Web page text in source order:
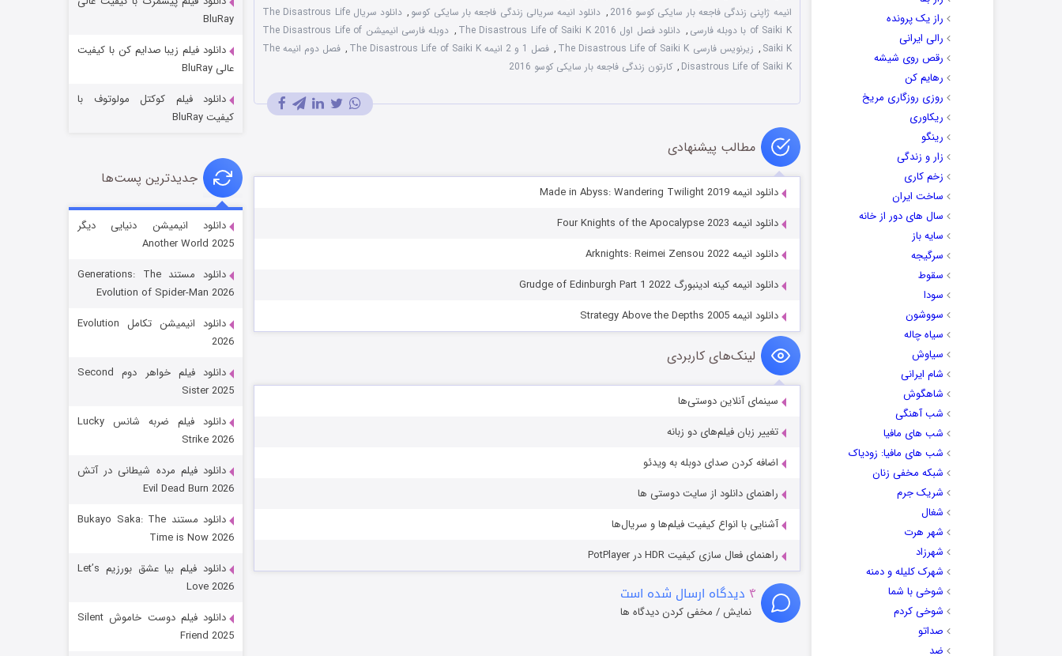
راز یک پرونده
رالی ایرانی
رقص روی شیشه
رهایم کن
روزی روزگاری مریخ
ریکاوری
رینگو
زار و زندگی
زخم کاری
ساخت ایران
سال های دور از خانه
سایه باز
سرگیجه
سقوط
سودا
سووشون
سیاه چاله
سیاوش
شام ایرانی
شاهگوش
شب آهنگی
شب های مافیا
شب های مافیا: زودیاک
شبکه مخفی زنان
شریک جرم
شغال
شهر هرت
شهرزاد
شهرک کلیله و دمنه
شوخی با شما
شوخی کردم
صداتو
ضد
انیمه ژاپنی زندگی فاجعه بار سایکی کوسو 2016
, دانلود انیمه سریالی زندگی فاجعه بار سایکی کوسو ,
دانلود سریال The Disastrous Life
of Saiki K با دوبله فارسی
, دانلود فصل اول The Disastrous Life of Saiki K 2016 ,
دوبله فارسی انیمیشن The Disastrous Life of
Saiki K
, زیرنویس فارسی The Disastrous Life of Saiki K , فصل 1 و 2 انیمه The Disastrous Life of Saiki K ,
فصل دوم انیمه The
Disastrous Life of Saiki K
, کارتون زندگی فاجعه بار سایکی کوسو 2016
مطالب پیشنهادی
دانلود انیمه Made in Abyss: Wandering Twilight 2019
دانلود انیمه Four Knights of the Apocalypse 2023
دانلود انیمه Arknights: Reimei Zensou 2022
دانلود انیمه کینه ادینبورگ Grudge of Edinburgh Part 1 2022
دانلود انیمه Strategy Above the Depths 2005
لینک‌های کاربردی
سینمای آنلاین دوستی‌ها
تغییر زبان فیلم‌های دو زبانه
اضافه کردن صدای دوبله به ویدئو
راهنمای دانلود از سایت دوستی ها
آشنایی با انواع کیفیت فیلم‌ها و سریال‌ها
راهنمای فعال سازی کیفیت HDR در PotPlayer
۴ دیدگاه ارسال شده است
نمایش / مخفی کردن دیدگاه ها
باب اسفنجی فصل ۱۷
قسمت۱۵ (دوبله) منتشر شد
زیرزمین
قسمت۲ (دوبله)
BluRay
دانلود فیلم زیبا صدایم کن با کیفیت
عالی BluRay
دانلود فیلم کوکتل مولوتوف با
کیفیت BluRay
جدیدترین پست‌ها
دانلود انیمیشن دنیایی دیگر
Another World 2025
دانلود مستند Generations: The
Evolution of Spider-Man 2026
دانلود انیمیشن تکامل Evolution
2026
دانلود فیلم خواهر دوم Second
Sister 2025
دانلود فیلم ضربه شانس Lucky
Strike 2026
دانلود فیلم مرده شیطانی در آتش
Evil Dead Burn 2026
دانلود مستند Bukayo Saka: The
Time is Now 2026
دانلود فیلم بیا عشق بورزیم Let’s
Love 2026
دانلود فیلم دوست خاموش Silent
Friend 2025